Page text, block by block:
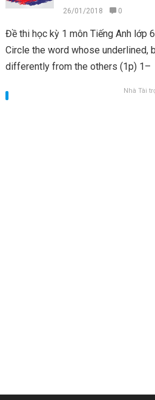
26/01/2018 0
Đề thi học kỳ 1 môn Tiếng Anh lớp
Circle the word whose underlined,
differently from the others (1p) 1–
Nhà Tài